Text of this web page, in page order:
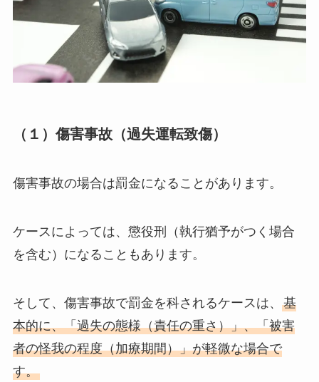
（１）傷害事故（過失運転致傷）
傷害事故の場合は罰金になることがあります。
ケースによっては、懲役刑（執行猶予がつく場合
を含む）になることもあります。
そして、傷害事故で罰金を科されるケースは、 基
本的に、「過失の態様（責任の重さ）」、「被害
者の怪我の程度（加療期間）」が軽微な場合で
す。